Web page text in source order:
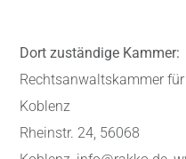
Dort zuständige Kammer:
Rechtsanwaltskammer
Koblenz
Rheinstr. 24, 56068